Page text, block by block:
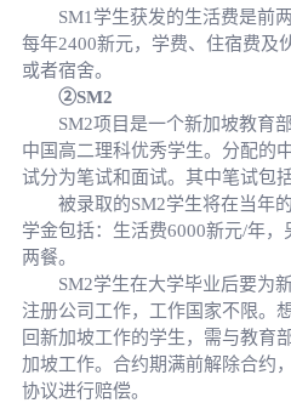
SM1学生获发的生活费是前两
每年2400新元，学费、住宿费及
或者宿舍。
②SM2
SM2项目是一个新加坡教育部
中国高二理科优秀学生。分配的
试分为笔试和面试。其中笔试包
被录取的SM2学生将在当年的
学金包括：生活费6000新元/年
两餐。
SM2学生在大学毕业后要为新
注册公司工作，工作国家不限。
回新加坡工作的学生，需与教育
加坡工作。合约期满前解除合约
协议进行赔偿。